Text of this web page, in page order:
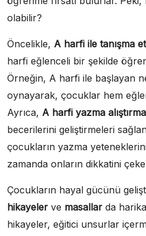
olabilir?
Öncelikle, A harfi ile tanışma
harfi eğlenceli bir şekilde
Örneğin, A harfi ile başlayan
oynayarak, çocuklar hem
Ayrıca, A harfi yazma
becerilerini geliştirmeleri
çocukların yazma
zamanda onların dikkatini
Çocukların hayal gücünü
hikayeler ve masallar da
hikayeler, eğitici unsurlar